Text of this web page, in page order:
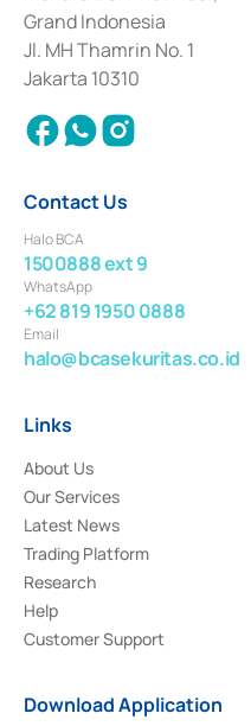
Deposit Transactions in the
2017 and other business licenses
Institution for the Issuance,
Settlement of Commercial Paper
2018.
Grand Indonesia
Jl. MH Thamrin No. 1
Jakarta 10310
Contact Us
Halo BCA
1500888 ext 9
WhatsApp
+62 819 1950 0888
Email
halo@bcasekuritas.co.id
Links
About Us
Our Services
Latest News
Trading Platform
Research
Help
Customer Support
Download Application